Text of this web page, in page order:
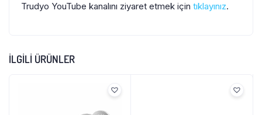
Trudyo YouTube kanalını ziyaret etmek için tıklayınız.
İLGILI ÜRÜNLER